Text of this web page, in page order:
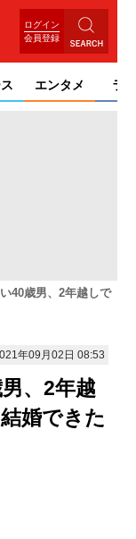
ログイン
会員登録
エンタメ ライ
40歳男、2年越しで
年09月02日 08:53
、2年越
婚できた